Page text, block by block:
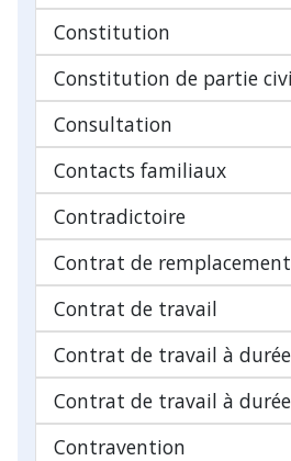
Constitution
Constitution de partie
Consultation
Contacts familiaux
Contradictoire
Contrat de remplacement
Contrat de travail
Contrat de travail à
Contrat de travail à
Contravention